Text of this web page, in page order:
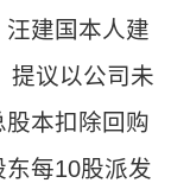
建国本人建
提议以公司未
本扣除回购
每10股派发